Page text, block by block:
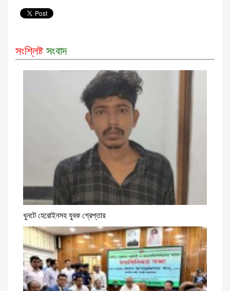
সংশ্লিষ্ট সংবাদ
ধুনটে হেরোইনসহ যুবক গ্রেপ্তার